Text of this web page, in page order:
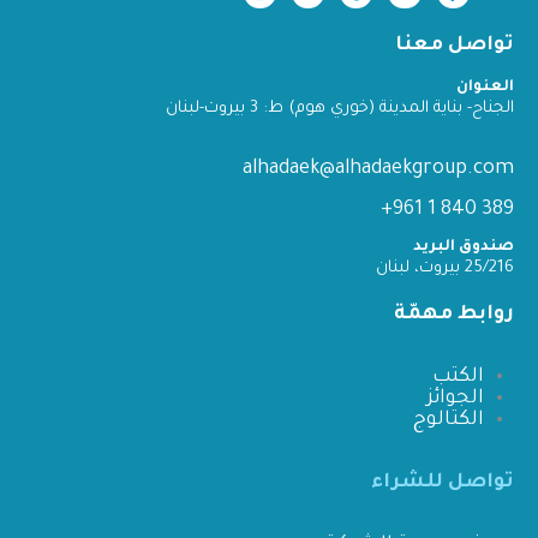
تواصل معنا
العنوان
الجناح- بناية المدينة (خوري هوم) ط: 3 بيروت-لبنان
alhadaek@alhadaekgroup.com
389 840 1 961+
صندوق البريد
25/216 بيروت، لبنان
روابط مهمّة
الكتب
الجوائز
الكتالوج
تواصل للشراء